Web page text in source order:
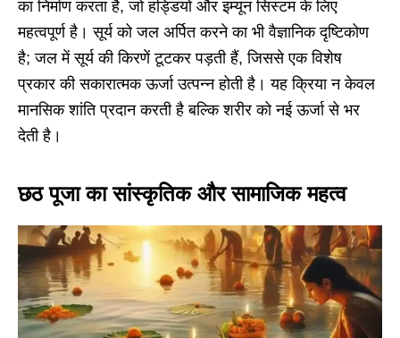
का निर्माण करता है, जो हड्डियों और इम्यून सिस्टम के लिए
महत्वपूर्ण है। सूर्य को जल अर्पित करने का भी वैज्ञानिक दृष्टिकोण
है; जल में सूर्य की किरणें टूटकर पड़ती हैं, जिससे एक विशेष
प्रकार की सकारात्मक ऊर्जा उत्पन्न होती है। यह क्रिया न केवल
मानसिक शांति प्रदान करती है बल्कि शरीर को नई ऊर्जा से भर
देती है।
छठ पूजा का सांस्कृतिक और सामाजिक महत्व